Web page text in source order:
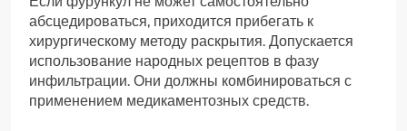
абсцедироваться, приходится прибегать к
хирургическому методу раскрытия. Допускается
использование народных рецептов в фазу
инфильтрации. Они должны комбинироваться с
применением медикаментозных средств.